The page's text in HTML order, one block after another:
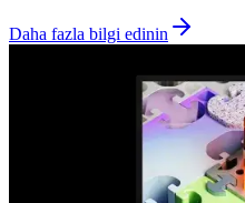
Daha fazla bilgi edinin